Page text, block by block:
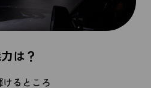
は？
るところ